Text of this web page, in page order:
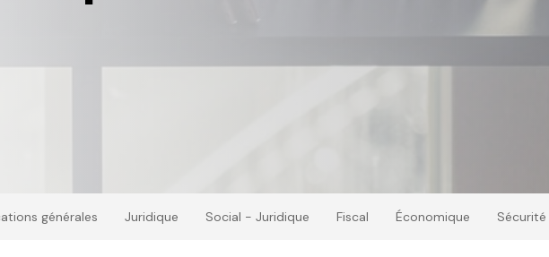
générales Juridique Social - Juridique Fiscal Économique Sécurité